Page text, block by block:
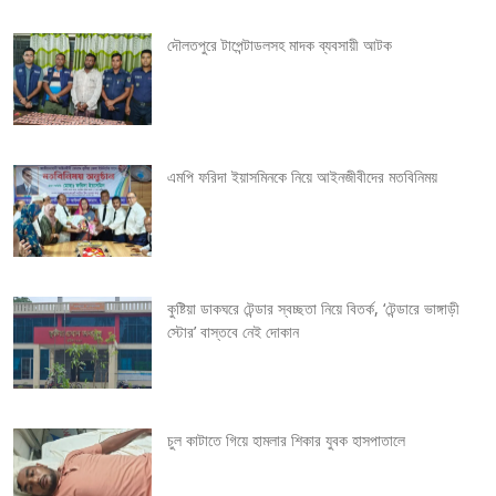
t
n
a
v
i
a
t
i
o
দৌলতপুরে টাপেন্টাডলসহ মাদক ব্যবসায়ী আটক
এমপি ফরিদা ইয়াসমিনকে নিয়ে আইনজীবীদের মতবিনিময়
কুষ্টিয়া ডাকঘরে টেন্ডার স্বচ্ছতা নিয়ে বিতর্ক, ‘টেন্ডারে ভাঙ্গাড়ী
স্টোর’ বাস্তবে নেই দোকান
চুল কাটাতে গিয়ে হামলার শিকার যুবক হাসপাতালে